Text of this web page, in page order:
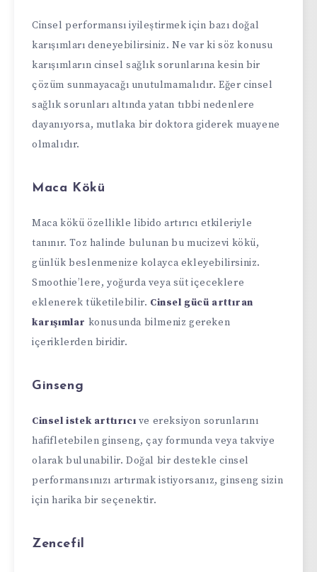
Cinsel performansı iyileştirmek için bazı doğal
karışımları deneyebilirsiniz. Ne var ki söz konusu
karışımların cinsel sağlık sorunlarına kesin bir
çözüm sunmayacağı unutulmamalıdır. Eğer cinsel
sağlık sorunları altında yatan tıbbi nedenlere
dayanıyorsa, mutlaka bir doktora giderek muayene
olmalıdır.
Maca Kökü
Maca kökü özellikle libido artırıcı etkileriyle
tanınır. Toz halinde bulunan bu mucizevi kökü,
günlük beslenmenize kolayca ekleyebilirsiniz.
Smoothie’lere, yoğurda veya süt içeceklere
eklenerek tüketilebilir. Cinsel gücü arttıran
karışımlar konusunda bilmeniz gereken
içeriklerden biridir.
Ginseng
Cinsel istek arttırıcı ve ereksiyon sorunlarını
hafifletebilen ginseng, çay formunda veya takviye
olarak bulunabilir. Doğal bir destekle cinsel
performansınızı artırmak istiyorsanız, ginseng sizin
için harika bir seçenektir.
Zencefil